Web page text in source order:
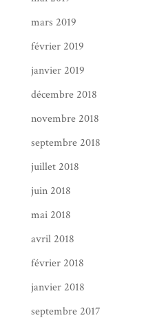
mars 2019
février 2019
janvier 2019
décembre 2018
novembre 2018
septembre 2018
juillet 2018
juin 2018
mai 2018
avril 2018
février 2018
janvier 2018
septembre 2017